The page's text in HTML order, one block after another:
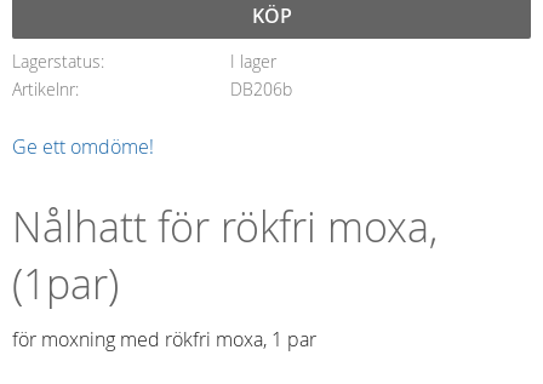
KÖP
Lagerstatus
I lager
Artikelnr
DB206b
Ge ett omdöme!
Nålhatt för rökfri moxa,
(1par)
för moxning med rökfri moxa, 1 par